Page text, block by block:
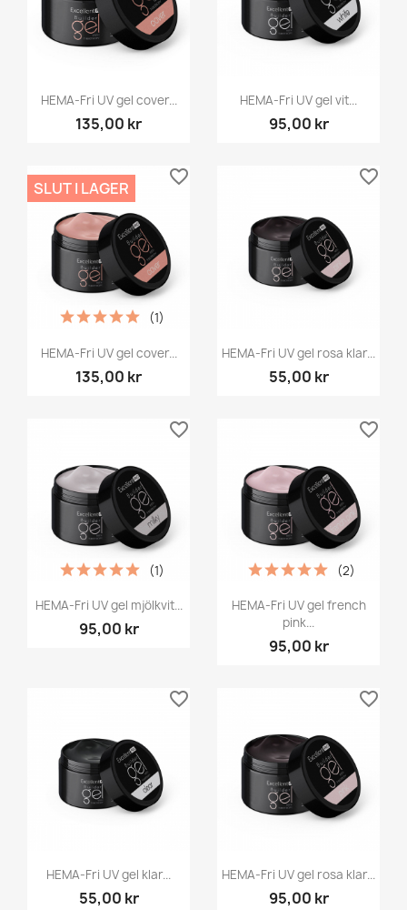
HEMA-Fri UV gel cover...
135,00 kr
HEMA-Fri UV gel vit...
95,00 kr
HEMA-Fri UV gel cover...
135,00 kr
(1)
SLUT I LAGER
favorite_border
HEMA-Fri UV gel rosa klar...
55,00 kr
favorite_border
HEMA-Fri UV gel mjölkvit...
95,00 kr
(1)
favorite_border
HEMA-Fri UV gel french
pink...
95,00 kr
(2)
favorite_border
HEMA-Fri UV gel klar...
55,00 kr
favorite_border
HEMA-Fri UV gel rosa klar...
95,00 kr
favorite_border